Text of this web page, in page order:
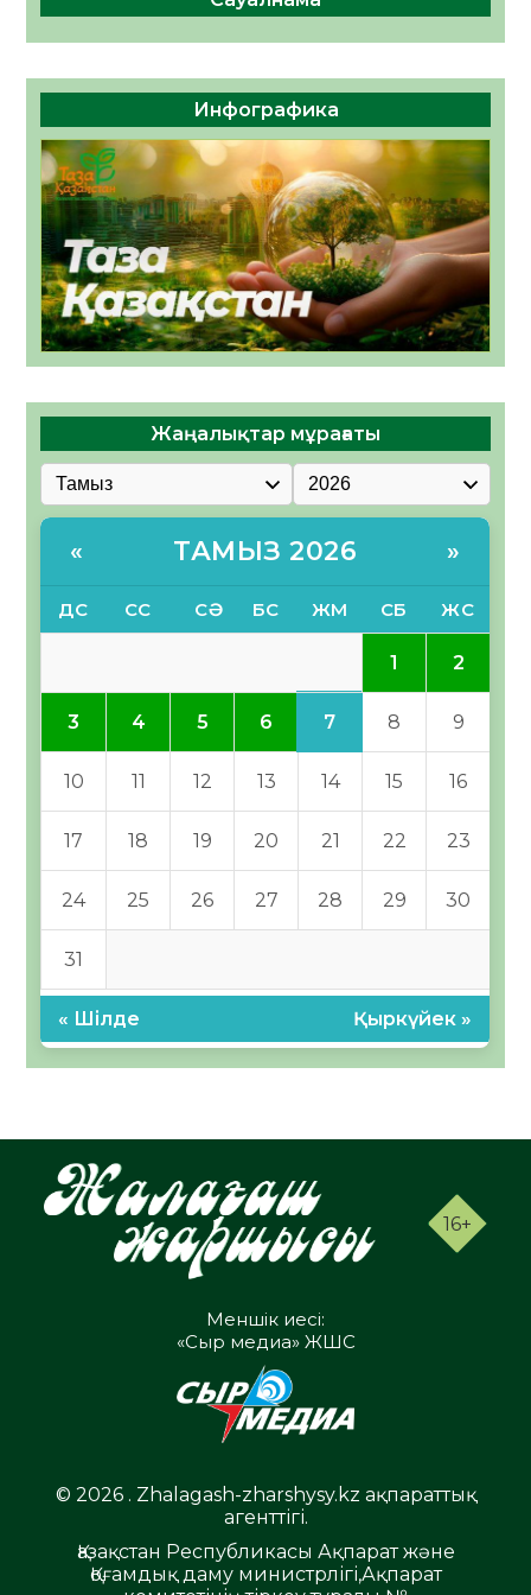
Инфографика
Жаңалықтар мұрағаты
« ТАМЫЗ 2026 »
ДС СС СӘ БС ЖМ СБ ЖС
1 2
3 4 5 6 7 8 9
10 11 12 13 14 15 16
17 18 19 20 21 22 23
24 25 26 27 28 29 30
31
« Шілде Қыркүйек »
16+
Меншік иесі:
«Сыр медиа» ЖШС
© 2026 . Zhalagash-zharshysy.kz ақпараттық
агенттігі.
Қазақстан Республикасы Ақпарат және
Қоғамдық даму министрлігі,Ақпарат